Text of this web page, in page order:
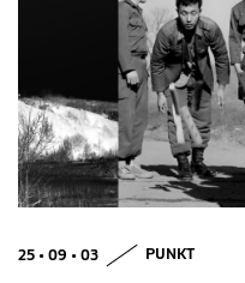
25 • 09 • 03 PUNKT